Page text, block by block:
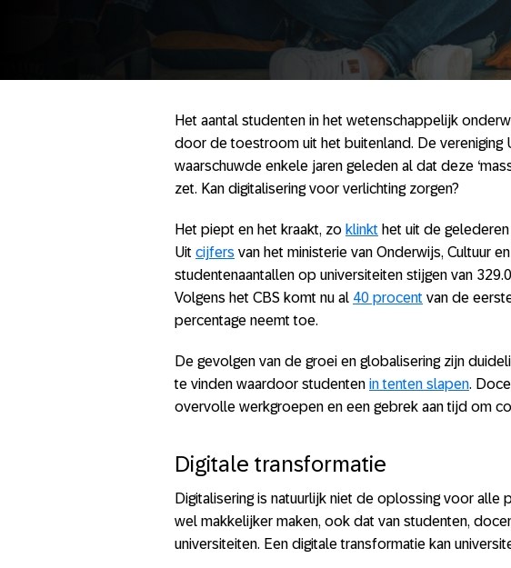
Het aantal studenten in het wetenschappelijk
door de toestroom uit het buitenland. De vereniging
waarschuwde enkele jaren geleden al dat deze
zet. Kan digitalisering voor verlichting zorgen?
Het piept en het kraakt, zo klinkt het uit de
Uit cijfers van het ministerie van Onderwijs, Cultuur
studentenaantallen op universiteiten stijgen van
Volgens het CBS komt nu al 40 procent van de
percentage neemt toe.
De gevolgen van de groei en globalisering zijn
te vinden waardoor studenten in tenten slapen.
overvolle werkgroepen en een gebrek aan tijd om
Digitale transformatie
Digitalisering is natuurlijk niet de oplossing voor alle
wel makkelijker maken, ook dat van studenten,
universiteiten. Een digitale transformatie kan